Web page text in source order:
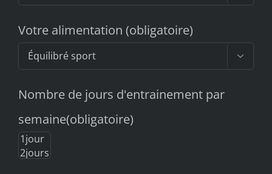
Votre alimentation (obligatoire)

Nombre de jours d'entrainement par
semaine(obligatoire)